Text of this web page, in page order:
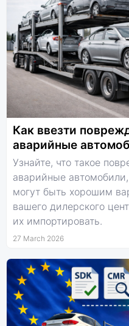
Как ввезти
аварийные
Узнайте, что такое
аварийные
могут быть хорошим
вашего дилерского
их импортировать.
27 March 2026